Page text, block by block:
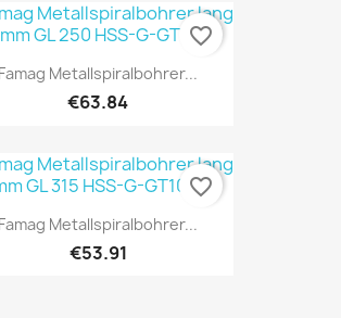
Famag Metallspiralbohrer...
€63.84
favorite_border
Famag Metallspiralbohrer...
€53.91
favorite_border